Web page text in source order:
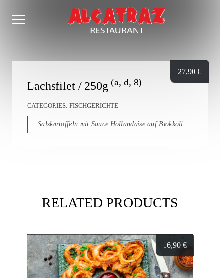
Lachsfilet / 250g (a, d, 8)
CATEGORIES: FISCHGERICHTE
Salzkartoffeln mit Sauce Hollandaise auf Brokkoli
27,90 €
RELATED PRODUCTS
16,90 €